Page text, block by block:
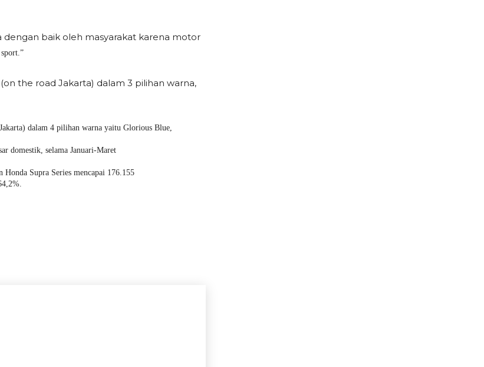
dengan baik oleh masyarakat karena motor
the road Jakarta) dalam 3 pilihan warna,
dalam 4 pilihan warna yaitu Glorious Blue,
domestik, selama Januari-Maret
Supra Series mencapai 176.155